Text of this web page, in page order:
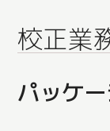
校正業
パッケ